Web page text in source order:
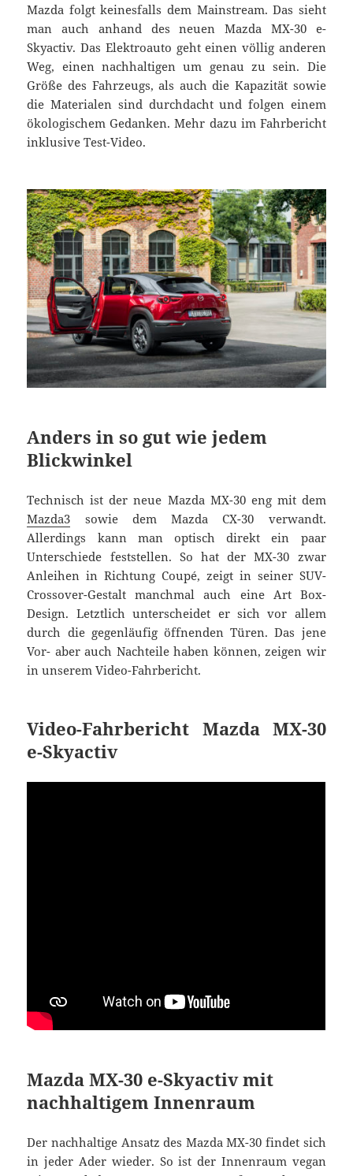
Mazda folgt keinesfalls dem Mainstream. Das sieht
man auch anhand des neuen Mazda MX-30 e-
Skyactiv. Das Elektroauto geht einen völlig anderen
Weg, einen nachhaltigen um genau zu sein. Die
Größe des Fahrzeugs, als auch die Kapazität sowie
die Materialen sind durchdacht und folgen einem
ökologischem Gedanken. Mehr dazu im Fahrbericht
inklusive Test-Video.
Anders in so gut wie jedem
Blickwinkel
Technisch ist der neue Mazda MX-30 eng mit dem
Mazda3 sowie dem Mazda CX-30 verwandt.
Allerdings kann man optisch direkt ein paar
Unterschiede feststellen. So hat der MX-30 zwar
Anleihen in Richtung Coupé, zeigt in seiner SUV-
Crossover-Gestalt manchmal auch eine Art Box-
Design. Letztlich unterscheidet er sich vor allem
durch die gegenläufig öffnenden Türen. Das jene
Vor- aber auch Nachteile haben können, zeigen wir
in unserem Video-Fahrbericht.
Video-Fahrbericht Mazda MX-30
e-Skyactiv
Mazda MX-30 e-Skyactiv mit
nachhaltigem Innenraum
Der nachhaltige Ansatz des Mazda MX-30 findet sich
in jeder Ader wieder. So ist der Innenraum vegan